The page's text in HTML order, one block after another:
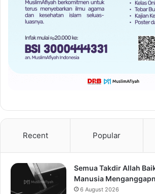
Recent Popular
Semua Takdir Allah
Manusia
6 August 2026